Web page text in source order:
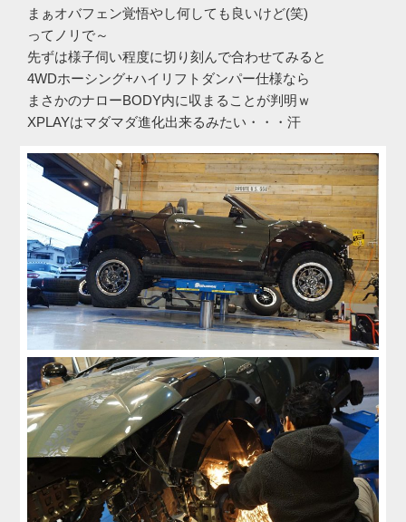
まぁオバフェン覚悟やし何しても良いけど(笑)
ってノリで～
先ずは様子伺い程度に切り刻んで合わせてみると
4WDホーシング+ハイリフトダンパー仕様なら
まさかのナローBODY内に収まることが判明ｗ
XPLAYはマダマダ進化出来るみたい・・・汗